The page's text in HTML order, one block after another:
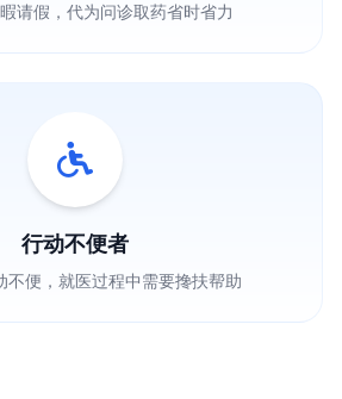
请假，代为问诊取药省时省力
行动不便者
不便，就医过程中需要搀扶帮助